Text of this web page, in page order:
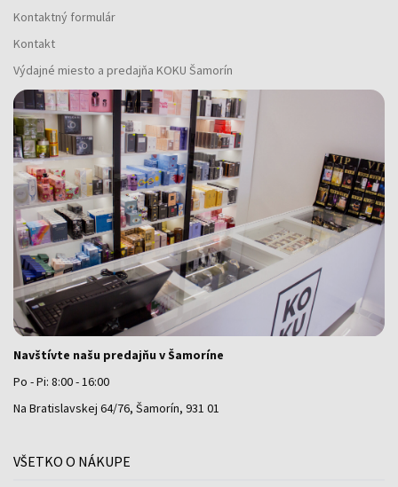
Kontaktný formulár
Kontakt
Výdajné miesto a predajňa KOKU Šamorín
Navštívte našu predajňu v Šamoríne
Po - Pi: 8:00 - 16:00
Na Bratislavskej 64/76, Šamorín, 931 01
VŠETKO O NÁKUPE